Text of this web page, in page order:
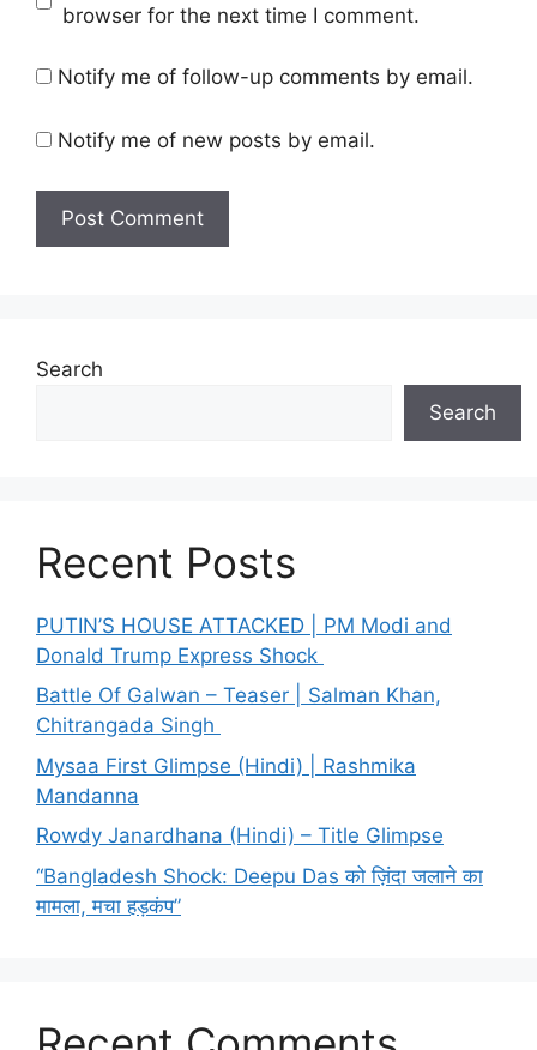
browser for the next time I comment.
Notify me of follow-up comments by email.
Notify me of new posts by email.
Search
Search
Recent Posts
PUTIN’S HOUSE ATTACKED | PM Modi and
Donald Trump Express Shock
Battle Of Galwan – Teaser | Salman Khan,
Chitrangada Singh
Mysaa First Glimpse (Hindi) | Rashmika
Mandanna
Rowdy Janardhana (Hindi) – Title Glimpse
“Bangladesh Shock: Deepu Das को ज़िंदा जलाने का
मामला, मचा हड़कंप”